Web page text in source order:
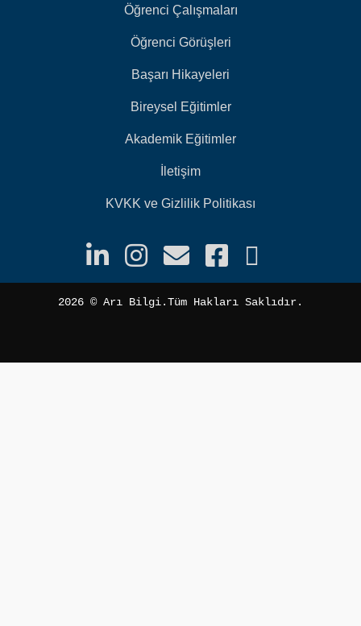
Öğrenci Çalışmaları
Öğrenci Görüşleri
Başarı Hikayeleri
Bireysel Eğitimler
Akademik Eğitimler
İletişim
KVKK ve Gizlilik Politikası
2026 ©️ Arı Bilgi.Tüm Hakları Saklıdır.